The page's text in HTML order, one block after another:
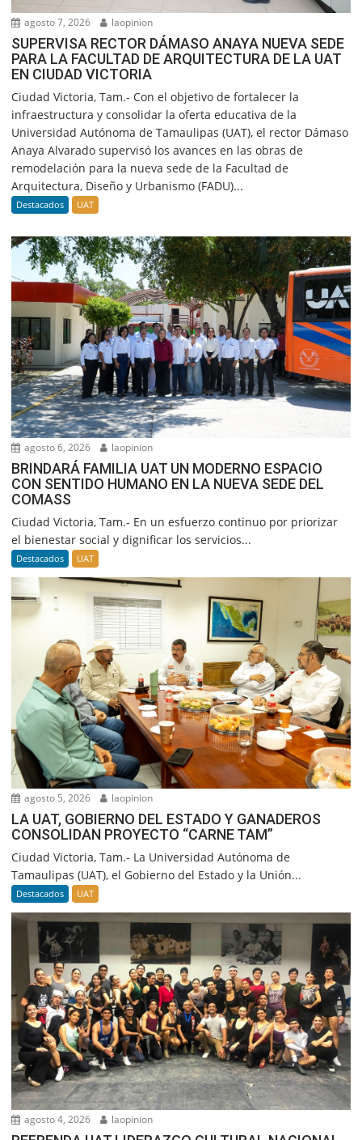
agosto 7, 2026 laopinion
SUPERVISA RECTOR DÁMASO ANAYA NUEVA SEDE
PARA LA FACULTAD DE ARQUITECTURA DE LA UAT
EN CIUDAD VICTORIA
Ciudad Victoria, Tam.- Con el objetivo de fortalecer la
infraestructura y consolidar la oferta educativa de la
Universidad Autónoma de Tamaulipas (UAT), el rector Dámaso
Anaya Alvarado supervisó los avances en las obras de
remodelación para la nueva sede de la Facultad de
Arquitectura, Diseño y Urbanismo (FADU)...
Destacados UAT
agosto 6, 2026 laopinion
BRINDARÁ FAMILIA UAT UN MODERNO ESPACIO
CON SENTIDO HUMANO EN LA NUEVA SEDE DEL
COMASS
Ciudad Victoria, Tam.- En un esfuerzo continuo por priorizar
el bienestar social y dignificar los servicios...
Destacados UAT
agosto 5, 2026 laopinion
LA UAT, GOBIERNO DEL ESTADO Y GANADEROS
CONSOLIDAN PROYECTO “CARNE TAM”
Ciudad Victoria, Tam.- La Universidad Autónoma de
Tamaulipas (UAT), el Gobierno del Estado y la Unión...
Destacados UAT
agosto 4, 2026 laopinion